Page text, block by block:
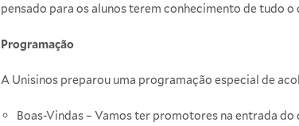
pensado para os alunos terem conhecimento de tudo o
Programação
A Unisinos preparou uma programação especial de
Boas-Vindas – Vamos ter promotores na entrada